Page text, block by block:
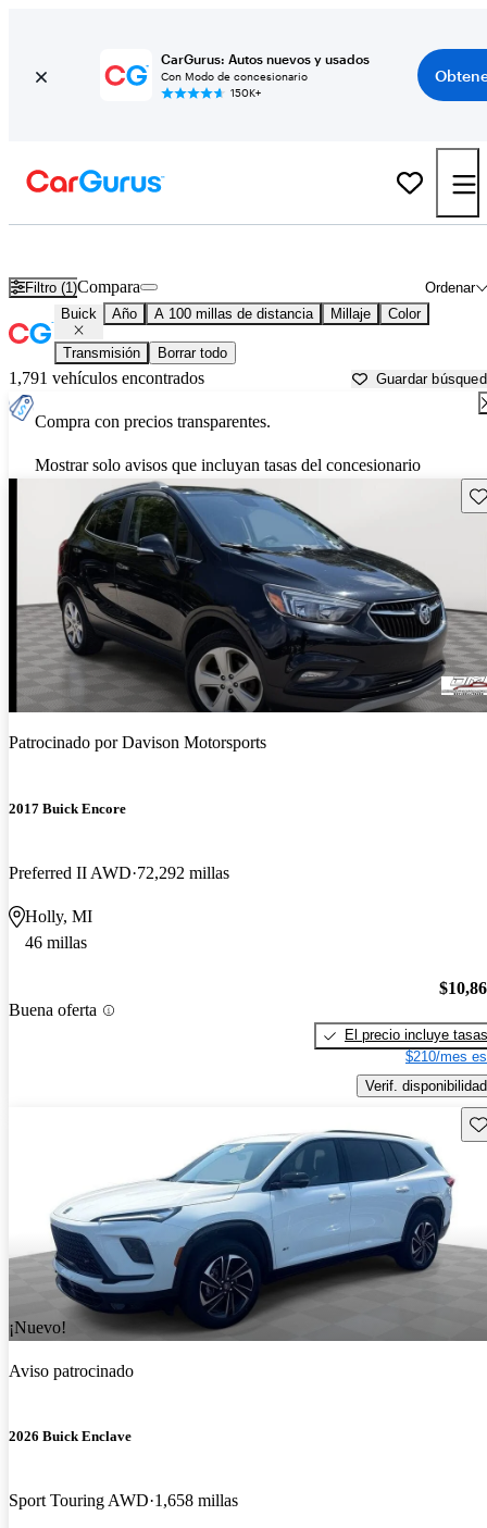
CarGurus: Autos nuevos y usados
Con Modo de concesionario
150K+
Filtro (1) Ordenar
Compara
Buick Año A 100 millas de distancia Millaje Color
Transmisión Borrar todo
1,791 vehículos encontrados Guardar
Compra con precios transparentes.
Mostrar solo avisos que incluyan tasas del concesionario
Patrocinado porDavison Motorsports
2017 Buick Encore
Preferred II AWD 72,292 millas
Holly, MI
46 millas
Buena oferta
El precio incluye tasas
$210/mes
Verif. disponibilidad
¡Nuevo!
Aviso patrocinado
2026 Buick Enclave
Sport Touring AWD 1,658 millas